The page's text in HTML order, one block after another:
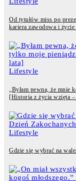
Od tytułów miss po
kariera zawodowa i
Lifestyle
„Byłam pewna, że mnie
[Historia z życia wzięta –
Lifestyle
Gdzie się wybrać na